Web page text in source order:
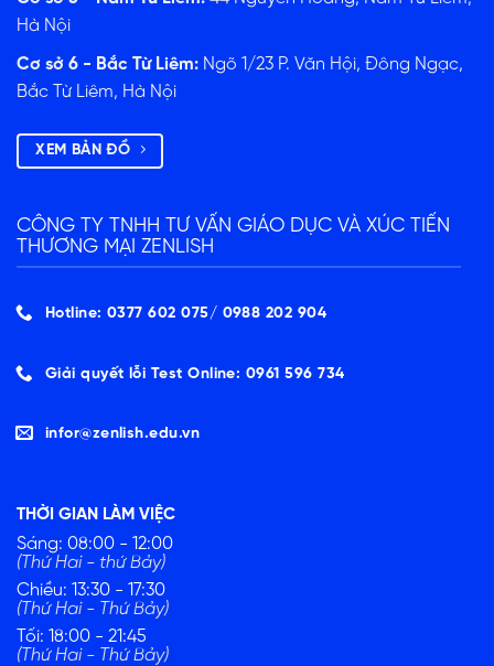
Hà Nội
Cơ sở 6 - Bắc Từ Liêm: Ngõ 1/23 P. Văn Hội, Đông Ngạc,
Bắc Từ Liêm, Hà Nội
XEM BẢN ĐỒ
CÔNG TY TNHH TƯ VẤN GIÁO DỤC VÀ XÚC TIẾN
THƯƠNG MẠI ZENLISH
Hotline: 0377 602 075/ ‭0988 202 904‬
Giải quyết lỗi Test Online: 0961 596 734
infor@zenlish.edu.vn
THỜI GIAN LÀM VIỆC
Sáng: 08:00 - 12:00
(Thứ Hai - thứ Bảy)
Chiều: 13:30 - 17:30
(Thứ Hai - Thứ Bảy)
Tối: 18:00 - 21:45
(Thứ Hai - Thứ Bảy)